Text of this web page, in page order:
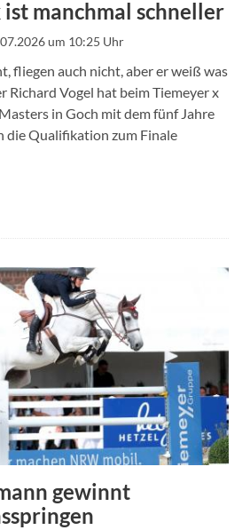
manchmal schneller
um 10:25 Uhr
fliegen auch nicht, aber er weiß was
Richard Vogel hat beim Tiemeyer x
in Goch mit dem fünf Jahre
die Qualifikation zum Finale
gewinnt